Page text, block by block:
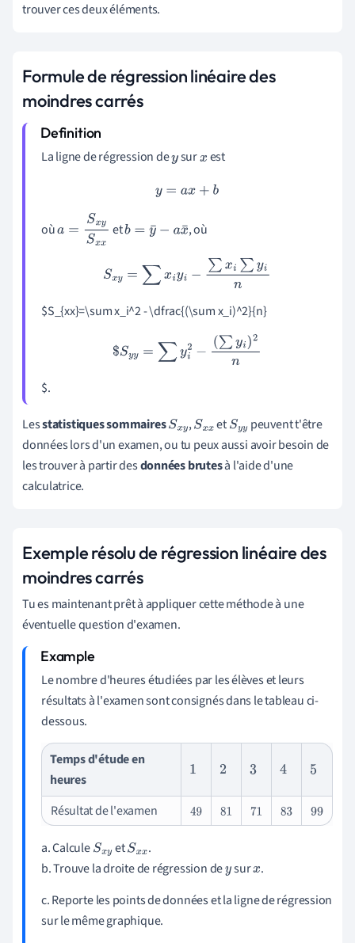
trouver ces deux éléments.
Formule de régression linéaire des
moindres carrés
La ligne de régression deysurx est
y= ax+ b
oùa=Sx ySxx etb =y¯− ax¯ , où
Sxy=∑ xiy i∑yin
$S_{xx}=\sum x_i^2 - \dfrac{(\sum x_i)^2}{n}
yy=∑ yi2− i)2n
$.
LesstatistiquessommairesSxy ,Sxx etSyy peuvent t'être
données lors d'un examen, ou tu peux aussi avoir besoin de
les trouver à partir desdonnées brutesà l'aide d'une
calculatrice.
Exemple résolu de régression linéaire des
moindres carrés
Tu es maintenant prêt à appliquer cette méthode à une
éventuelle question d'examen.
Le nombre d'heures étudiées par les élèves et leurs
résultats à l'examen sont consignés dans le tableau ci-
dessous.
Temps d'étude en
heures
1 2 3 4 5
Résultat de l'examen 49 81 71 83
99
a. CalculeSxy etSxx .
b. Trouve la droite de régression deysurx.
c. Reporte les points de données et la ligne de régression
sur le même graphique.